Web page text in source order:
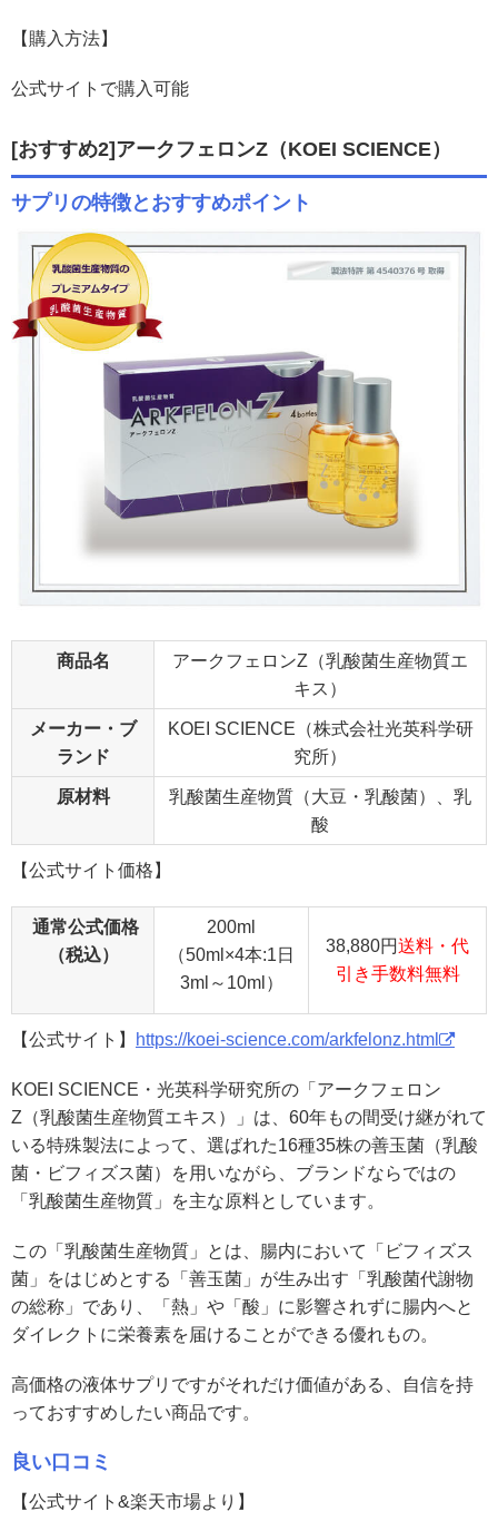
【購入方法】
公式サイトで購入可能
[おすすめ2]アークフェロンZ （KOEI SCIENCE）
サプリの特徴とおすすめポイント
商品名
アークフェロンZ（乳酸菌生産物質エ
キス）
メーカー・ブ
ランド
KOEI SCIENCE（株式会社光英科学研
究所）
原材料
乳酸菌生産物質（大豆・乳酸菌）、乳
酸
【公式サイト価格】
通常公式価格
（税込）
200ml
（50ml×4本:1日
3ml～10ml）
38,880円送料・代
引き手数料無料
【公式サイト】 https://koei-science.com/arkfelonz.html
KOEI SCIENCE・光英科学研究所の「アークフェロン
Z（乳酸菌生産物質エキス）」は、60年もの間受け継がれて
いる特殊製法によって、選ばれた16種35株の善玉菌（乳酸
菌・ビフィズス菌）を用いながら、ブランドならではの
「乳酸菌生産物質」を主な原料としています。
この「乳酸菌生産物質」とは、腸内において「ビフィズス
菌」をはじめとする「善玉菌」が生み出す「乳酸菌代謝物
の総称」であり、「熱」や「酸」に影響されずに腸内へと
ダイレクトに栄養素を届けることができる優れもの。
高価格の液体サプリですがそれだけ価値がある、自信を持
っておすすめしたい商品です。
良い口コミ
【公式サイト&楽天市場より】